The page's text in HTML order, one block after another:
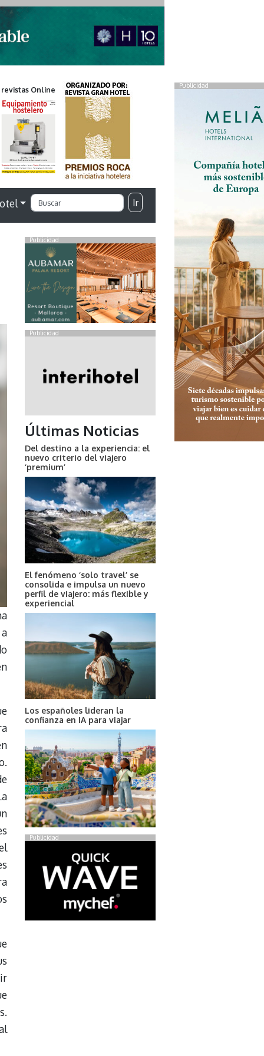
Publicidad
Online
Ir
Publicidad
Publicidad
Últimas Noticias
Del destino a la experiencia: el
nuevo criterio del viajero
‘premium’
El fenómeno ‘solo travel’ se
consolida e impulsa un nuevo
perfil de viajero: más flexible y
experiencial
Los españoles lideran la
confianza en IA para viajar
Publicidad